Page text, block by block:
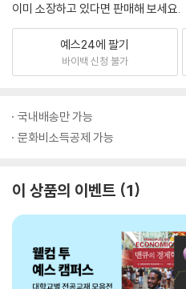
이미 소장하고 있다면 판매해 보세요.
예스24에 팔기
바이백 신청 불가
국내배송만 가능
문화비소득공제 가능
이 상품의 이벤트 1